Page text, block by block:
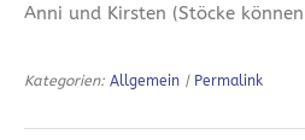
Anni und Kirsten (Stöcke
Kategorien: Allgemein | Permalink